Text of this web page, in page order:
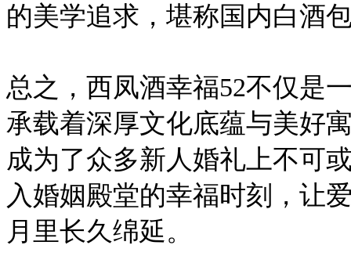
的美学追求，堪称国内白酒
总之，西凤酒幸福52不仅是
承载着深厚文化底蕴与美好
成为了众多新人婚礼上不可
入婚姻殿堂的幸福时刻，让
月里长久绵延。